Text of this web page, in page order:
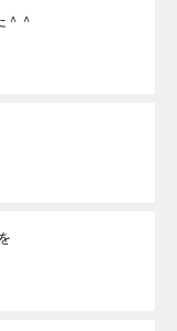
＾